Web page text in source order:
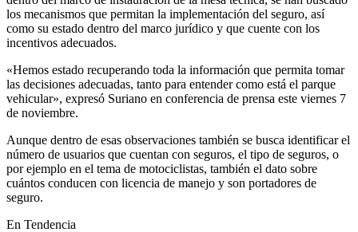
los mecanismos que permitan la implementación del seguro, así
como su estado dentro del marco jurídico y que cuente con los
incentivos adecuados.
«Hemos estado recuperando toda la información que permita tomar
las decisiones adecuadas, tanto para entender como está el parque
vehicular», expresó Suriano en conferencia de prensa este viernes 7
de noviembre.
Aunque dentro de esas observaciones también se busca identificar el
número de usuarios que cuentan con seguros, el tipo de seguros, o
por ejemplo en el tema de motociclistas, también el dato sobre
cuántos conducen con licencia de manejo y son portadores de
seguro.
En Tendencia